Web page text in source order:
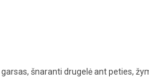
šnaranti drugelė ant peties,